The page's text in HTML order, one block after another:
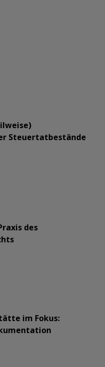
Steuertatbestände
des
im Fokus: